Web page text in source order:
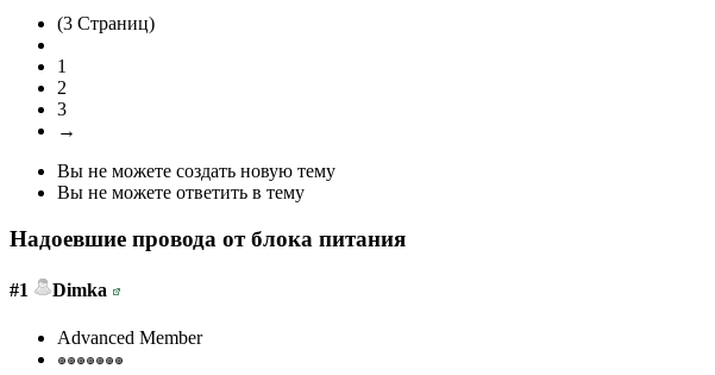
(3 Страниц)
1
2
3
→
Вы не можете создать новую тему
Вы не можете ответить в тему
Надоевшие провода от блока питания
#1 Dimka
Advanced Member